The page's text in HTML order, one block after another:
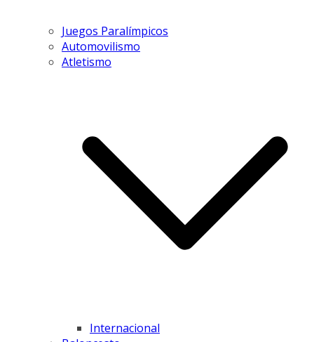
Juegos Paralímpicos
Automovilismo
Atletismo
Internacional